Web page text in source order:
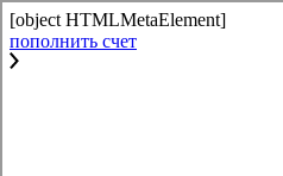
[object HTMLMetaElement]
пополнить счет